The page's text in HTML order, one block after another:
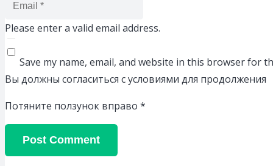
Please enter a valid email address.
Save my name, email, and website in this browser for
Вы должны согласиться с условиями для продолжения
Потяните ползунок вправо *
Post Comment